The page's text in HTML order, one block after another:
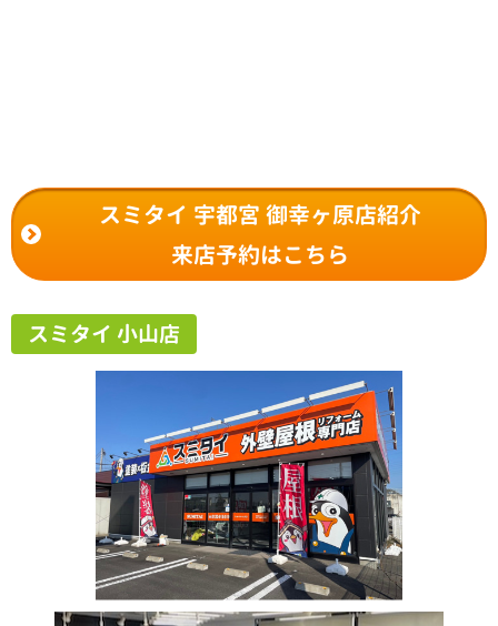
スミタイ 宇都宮 御幸ヶ原店紹介
来店予約はこちら
スミタイ 小山店